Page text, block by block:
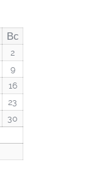
Вс
2
9
16
23
30